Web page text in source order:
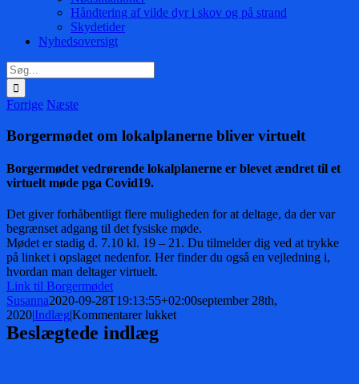
Håndtering af vilde dyr i skov og på strand
Skydetider
Nyhedsoversigt
Søg
efter:
Forrige Næste
Borgermødet om lokalplanerne bliver virtuelt
Borgermødet vedrørende lokalplanerne er blevet ændret til et
virtuelt møde pga Covid19.
Det giver forhåbentligt flere muligheden for at deltage, da der var
begrænset adgang til det fysiske møde.
Mødet er stadig d. 7.10 kl. 19 – 21. Du tilmelder dig ved at trykke
på linket i opslaget nedenfor. Her finder du også en vejledning i,
hvordan man deltager virtuelt.
Link til Borgermødet
Susanna2020-09-28T19:13:55+02:00september 28th,
2020|Indlæg|Kommentarer lukkettil
Beslægtede indlæg